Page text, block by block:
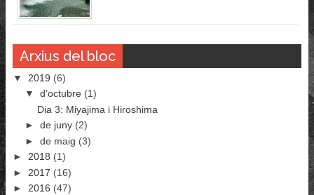
Arxius del bloc
▼ 2019 (6)
▼ d’octubre (1)
Dia 3: Miyajima i Hiroshima
► de juny (2)
► de maig (3)
► 2018 (1)
► 2017 (16)
► 2016 (47)